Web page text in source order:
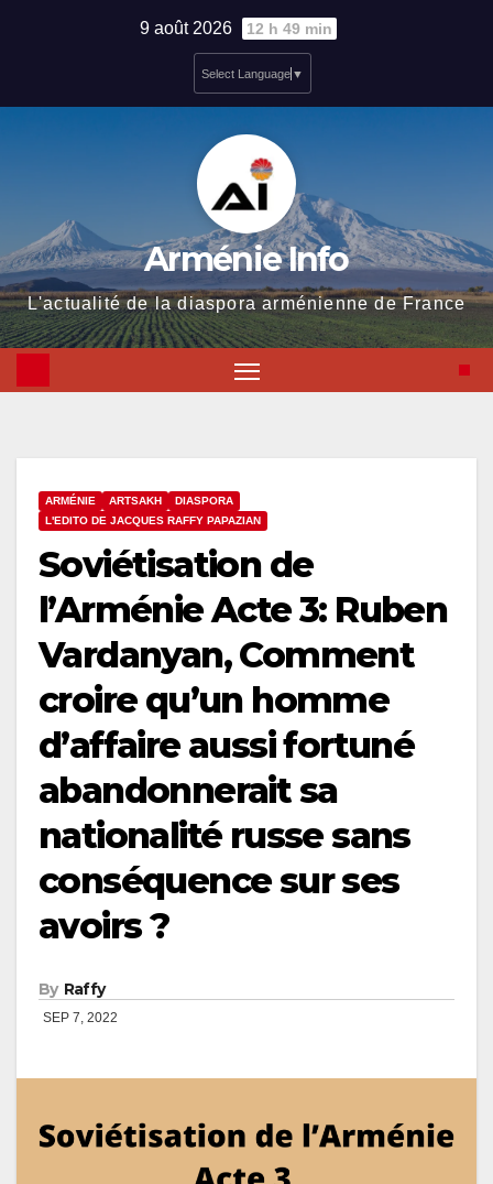
9 août 2026 12 h 49 min
Select Language ▼
Arménie Info
L'actualité de la diaspora arménienne de France
ARMÉNIE ARTSAKH
DIASPORA
L'EDITO DE JACQUES RAFFY PAPAZIAN
Soviétisation de
l’Arménie Acte 3: Ruben
Vardanyan, Comment
croire qu’un homme
d’affaire aussi fortuné
abandonnerait sa
nationalité russe sans
conséquence sur ses
avoirs ?
By Raffy
SEP 7, 2022